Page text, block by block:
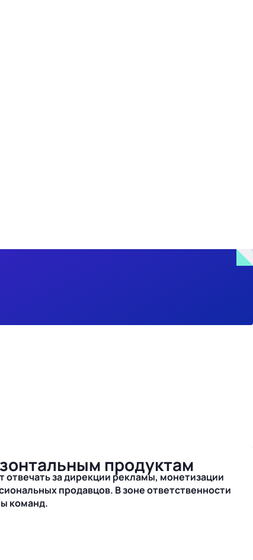
продуктам
отвечать за дирекции рекламы, монетизации
продавцов. В зоне ответственности
команд.